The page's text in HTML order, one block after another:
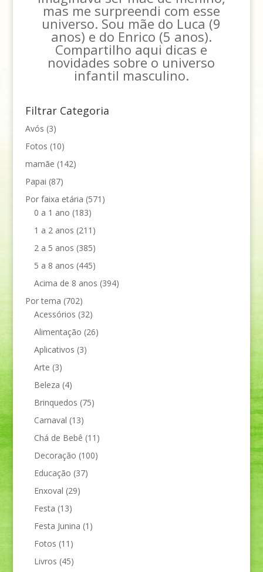
mas me surpreendi com esse
universo. Sou mãe do Luca (9
anos) e do Enrico (5 anos).
Compartilho aqui dicas e
novidades sobre o universo
infantil masculino.
Filtrar Categoria
Avós (3)
Fotos (10)
mamãe (142)
Papai (87)
Por faixa etária (571)
0 a 1 ano (183)
1 a 2 anos (211)
2 a 5 anos (385)
5 a 8 anos (445)
Acima de 8 anos (394)
Por tema (702)
Acessórios (32)
Alimentação (26)
Aplicativos (3)
Arte (3)
Beleza (4)
Brinquedos (75)
Carnaval (13)
Chá de Bebê (11)
Decoração (100)
Educação (37)
Enxoval (29)
Festa (13)
Festa Junina (1)
Fotos (11)
Livros (45)